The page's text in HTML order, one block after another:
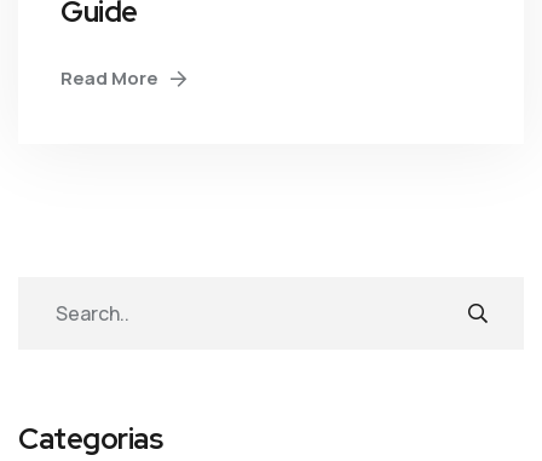
Guide
Read More
Categorias